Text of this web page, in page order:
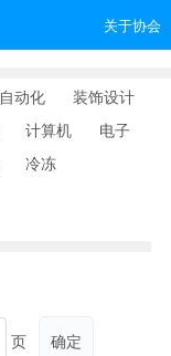
关于协会
自动化
装饰设计
计算机
电子
冷冻
页 确定